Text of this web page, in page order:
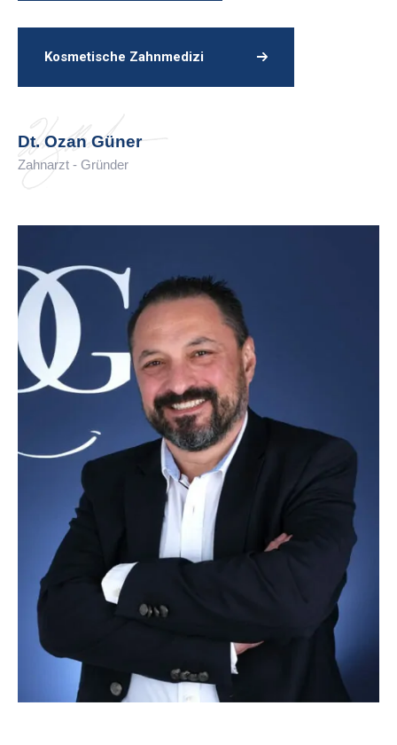
Kosmetische Zahnmedizi
Dt. Ozan Güner
Zahnarzt - Gründer